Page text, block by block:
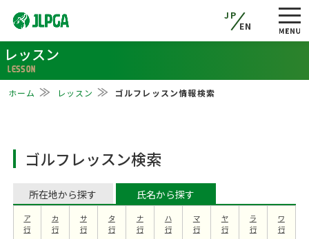
JP
EN
レッスン
LESSON
ホーム レッスン ゴルフレッスン情報検索
ゴルフレッスン検索
所在地から探す 氏名から探す
ア
行
カ
行
サ
行
タ
行
ナ
行
ハ
行
マ
行
ヤ
行
ラ
行
ワ
行